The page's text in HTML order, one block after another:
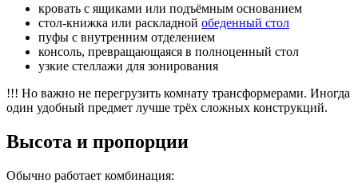
кровать с ящиками или подъёмным основанием
стол-книжка или раскладной обеденный стол
пуфы с внутренним отделением
консоль, превращающаяся в полноценный стол
узкие стеллажи для зонирования
!!! Но важно не перегрузить комнату трансформерами. Иногда
один удобный предмет лучше трёх сложных конструкций.
Высота и пропорции
Обычно работает комбинация: